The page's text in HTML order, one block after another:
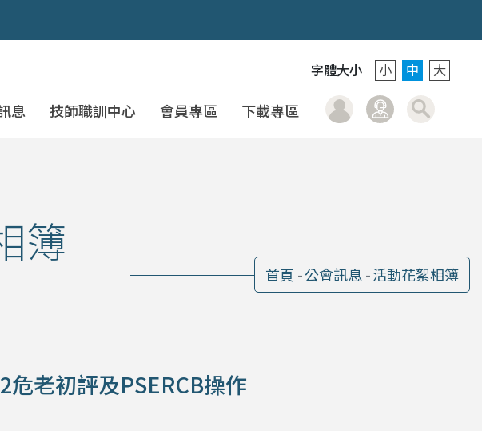
息 技師職訓中心 會員專區 下載專區
字體大小 小 中 大
會員登入聯絡我們
簿
首頁 公會訊息 活動花絮相簿
危老初評及PSERCB操作